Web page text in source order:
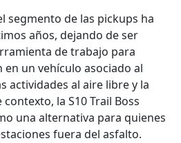
segmento de las pickups ha
años, dejando de ser
de trabajo para
un vehículo asociado al
actividades al aire libre y la
la S10 Trail Boss
una alternativa para quienes
fuera del asfalto.